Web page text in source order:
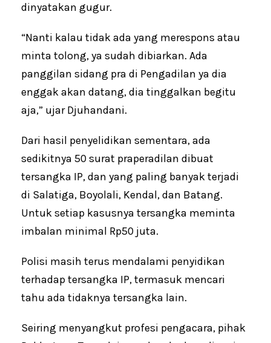
dinyatakan gugur.
“Nanti kalau tidak ada yang merespons atau
minta tolong, ya sudah dibiarkan. Ada
panggilan sidang pra di Pengadilan ya dia
enggak akan datang, dia tinggalkan begitu
aja,” ujar Djuhandani.
Dari hasil penyelidikan sementara, ada
sedikitnya 50 surat praperadilan dibuat
tersangka IP, dan yang paling banyak terjadi
di Salatiga, Boyolali, Kendal, dan Batang.
Untuk setiap kasusnya tersangka meminta
imbalan minimal Rp50 juta.
Polisi masih terus mendalami penyidikan
terhadap tersangka IP, termasuk mencari
tahu ada tidaknya tersangka lain.
Seiring menyangkut profesi pengacara, pihak